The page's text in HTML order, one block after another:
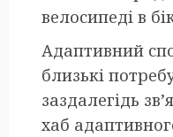
велосипеді в
Адаптивний
близькі
заздалегідь
хаб